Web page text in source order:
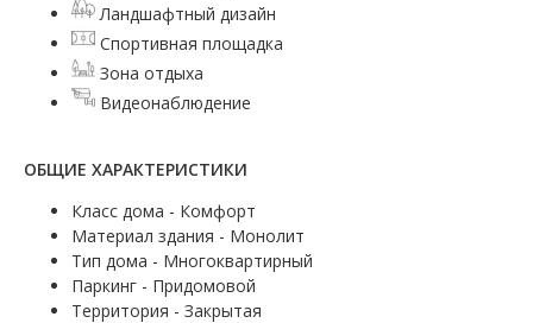
Ландшафтный дизайн
Спортивная площадка
Зона отдыха
Видеонаблюдение
ОБЩИЕ ХАРАКТЕРИСТИКИ
Класс дома - Комфорт
Материал здания - Монолит
Тип дома - Многоквартирный
Паркинг - Придомовой
Территория - Закрытая